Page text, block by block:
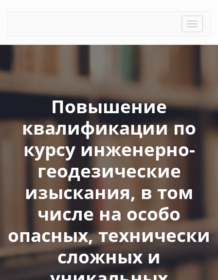
Toggle
Повышение
квалификации по
курсу инженерно-
геодезические
изыскания, в том
числе на особо
опасных, технически
сложных и